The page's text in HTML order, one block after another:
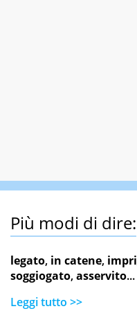
Più modi di dire:
legato, in catene,
soggiogato,asservito...
Leggi tutto >>